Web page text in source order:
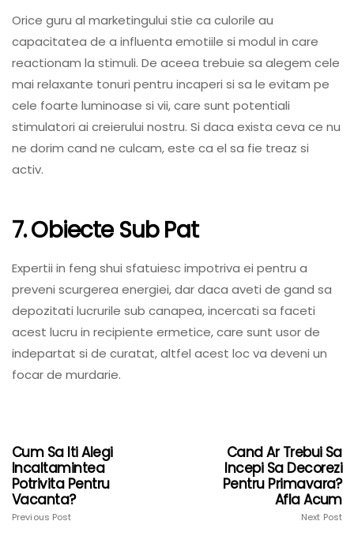
Orice guru al marketingului stie ca culorile au
capacitatea de a influenta emotiile si modul in care
reactionam la stimuli. De aceea trebuie sa alegem cele
mai relaxante tonuri pentru incaperi si sa le evitam pe
cele foarte luminoase si vii, care sunt potentiali
stimulatori ai creierului nostru. Si daca exista ceva ce nu
ne dorim cand ne culcam, este ca el sa fie treaz si
activ.
7. Obiecte Sub Pat
Expertii in feng shui sfatuiesc impotriva ei pentru a
preveni scurgerea energiei, dar daca aveti de gand sa
depozitati lucrurile sub canapea, incercati sa faceti
acest lucru in recipiente ermetice, care sunt usor de
indepartat si de curatat, altfel acest loc va deveni un
focar de murdarie.
Cum Sa Iti Alegi
Incaltamintea
Potrivita Pentru
Vacanta?
Previous Post
Cand Ar Trebui Sa
Incepi Sa Decorezi
Pentru Primavara?
Afla Acum
Next Post